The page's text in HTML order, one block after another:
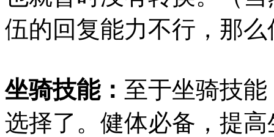
伍的回复能力不行，那
坐骑技能： 至于坐骑技
选择了。健体必备，提